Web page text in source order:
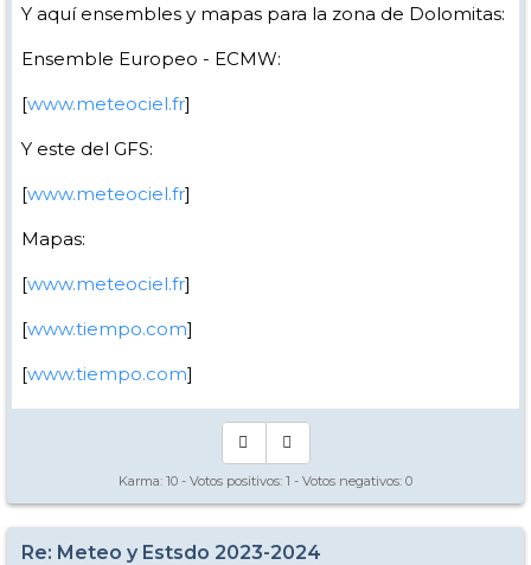
Y aquí ensembles y mapas para la zona de Dolomitas:
Ensemble Europeo - ECMW:
[www.meteociel.fr]
Y este del GFS:
[www.meteociel.fr]
Mapas:
[www.meteociel.fr]
[www.tiempo.com]
[www.tiempo.com]
Karma: 10 - Votos positivos: 1 - Votos negativos: 0
Re: Meteo y Estsdo 2023-2024